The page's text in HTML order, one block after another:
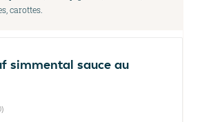
carottes.
simmental sauce au